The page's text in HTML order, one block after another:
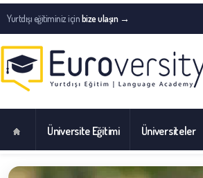
Yurtdışı eğitiminiz içinbize ulaşın →
Üniversite Eğitimi Üniversiteler